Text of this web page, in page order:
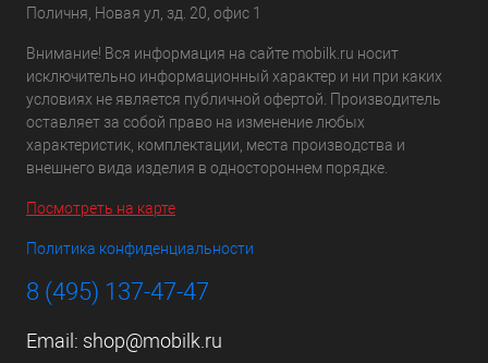
Поличня, Новая ул, зд. 20, офис 1
Внимание! Вся информация на сайте mobilk.ru носит
исключительно информационный характер и ни при каких
условиях не является публичной офертой. Производитель
оставляет за собой право на изменение любых
характеристик, комплектации, места производства и
внешнего вида изделия в одностороннем порядке.
Посмотреть на карте
Политика конфиденциальности
8 (495) 137-47-47
Email: shop@mobilk.ru